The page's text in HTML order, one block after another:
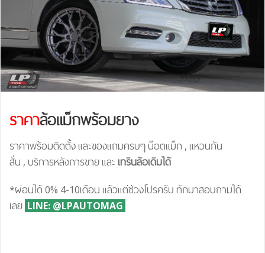
ราคาล้อแม็กพร้อมยาง
ราคาพร้อมติดตั้ง และของแถมครบๆ น็อตแม็ก , แหวนกัน
สั่น , บริการหลังการขาย และ เทรินล้อเดิมได้
*ผ่อนได้ 0% 4-10เดือน แล้วแต่ช่วงโปรครับ ทักมาสอบถามได้
เลย LINE: @LPAUTOMAG